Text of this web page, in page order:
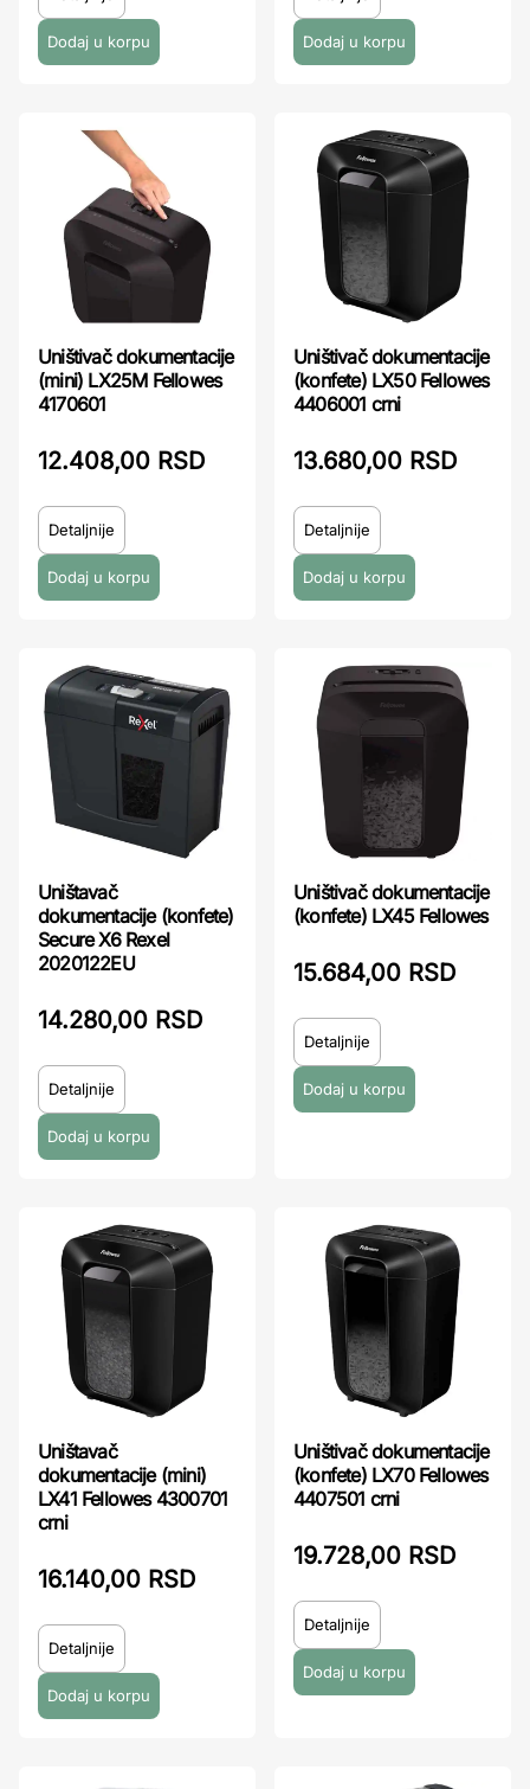
Uništivač dokumentacije
(mini) LX25M Fellowes
4170601
12.408,00 RSD
Detaljnije
Uništivač dokumentacije
(konfete) LX50 Fellowes
4406001 crni
13.680,00 RSD
Detaljnije
Uništavač
dokumentacije (konfete)
Secure X6 Rexel
2020122EU
14.280,00 RSD
Detaljnije
Uništivač dokumentacije
(konfete) LX45 Fellowes
15.684,00 RSD
Detaljnije
Uništavač
dokumentacije (mini)
LX41 Fellowes 4300701
crni
16.140,00 RSD
Detaljnije
Uništivač dokumentacije
(konfete) LX70 Fellowes
4407501 crni
19.728,00 RSD
Detaljnije